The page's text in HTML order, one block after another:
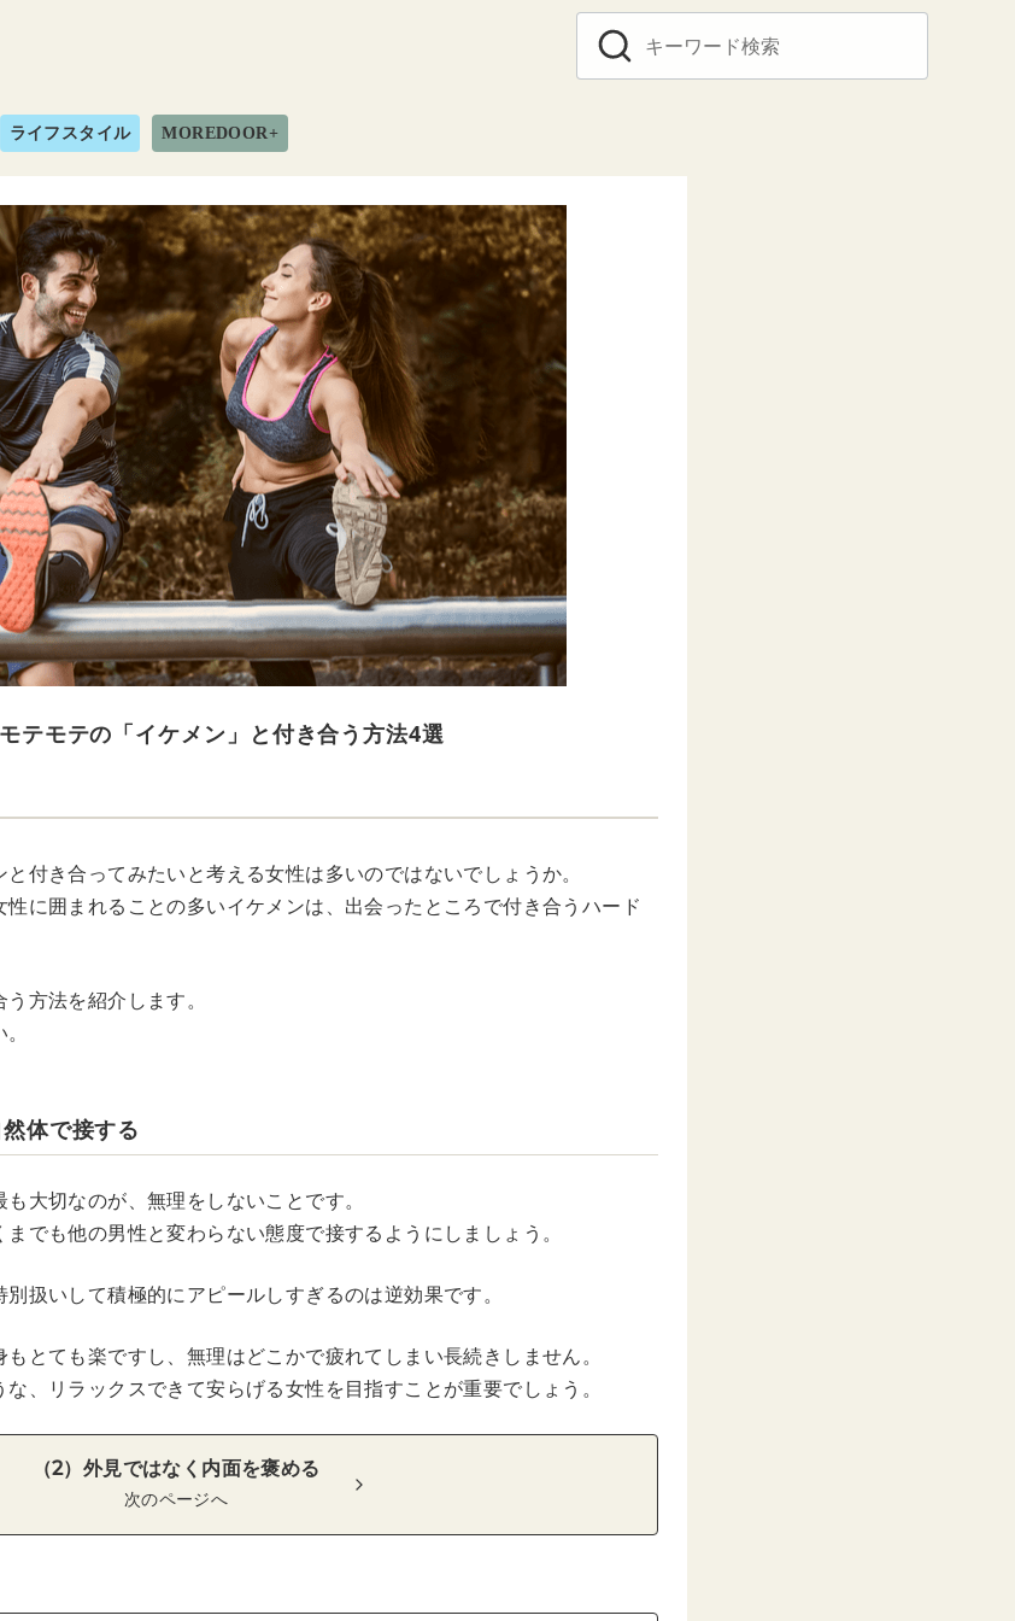
ライフスタイル MOREDOOR+
モテの「イケメン」と付き合う方法4選
付き合ってみたいと考える女性は多いのではないでしょうか。
に囲まれることの多いイケメンは、出会ったところで付き合うハード
方法を紹介します。
体で接する
大切なのが、無理をしないことです。
でも他の男性と変わらない態度で接するようにしましょう。
扱いして積極的にアピールしすぎるのは逆効果です。
とても楽ですし、無理はどこかで疲れてしまい長続きしません。
、リラックスできて安らげる女性を目指すことが重要でしょう。
（2）外見ではなく内面を褒める
次のページへ